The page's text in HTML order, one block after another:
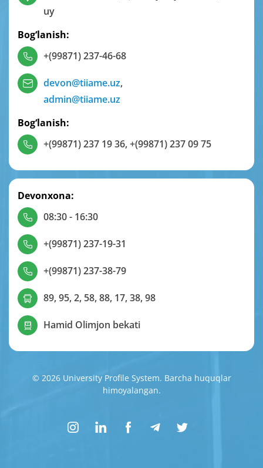
uy
Bog‘lanish:
+(99871) 237-46-68
devon@tiiame.uz,
admin@tiiame.uz
Bog‘lanish:
+(99871) 237 19 36,+(99871) 237 09 75
Devonxona:
08:30 - 16:30
+(99871) 237-19-31
+(99871) 237-38-79
89, 95, 2, 58, 88, 17, 38, 98
Hamid Olimjon bekati
© 2026 University Profile System. Barcha huquqlar
himoyalangan.